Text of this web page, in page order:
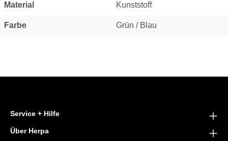
Material Kunststoff
Farbe Grün / Blau
Service + Hilfe
Über Herpa